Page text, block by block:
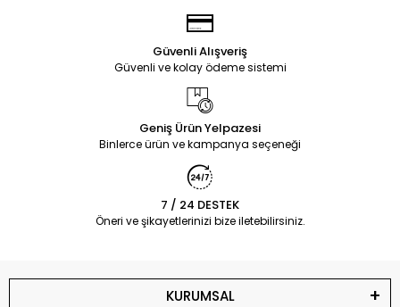
Güvenli Alışveriş
Güvenli ve kolay ödeme sistemi
Geniş Ürün Yelpazesi
Binlerce ürün ve kampanya seçeneği
7 / 24 DESTEK
Öneri ve şikayetlerinizi bize iletebilirsiniz.
KURUMSAL